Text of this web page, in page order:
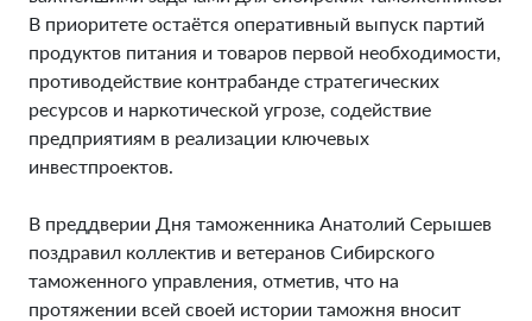
В приоритете остаётся оперативный выпуск партий
продуктов питания и товаров первой необходимости,
противодействие контрабанде стратегических
ресурсов и наркотической угрозе, содействие
предприятиям в реализации ключевых
инвестпроектов.
В преддверии Дня таможенника Анатолий Серышев
поздравил коллектив и ветеранов Сибирского
таможенного управления, отметив, что на
протяжении всей своей истории таможня вносит